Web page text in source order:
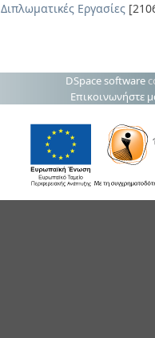
Διπλωματικές Εργασίες
DSpace software
Επικοινωνήστε